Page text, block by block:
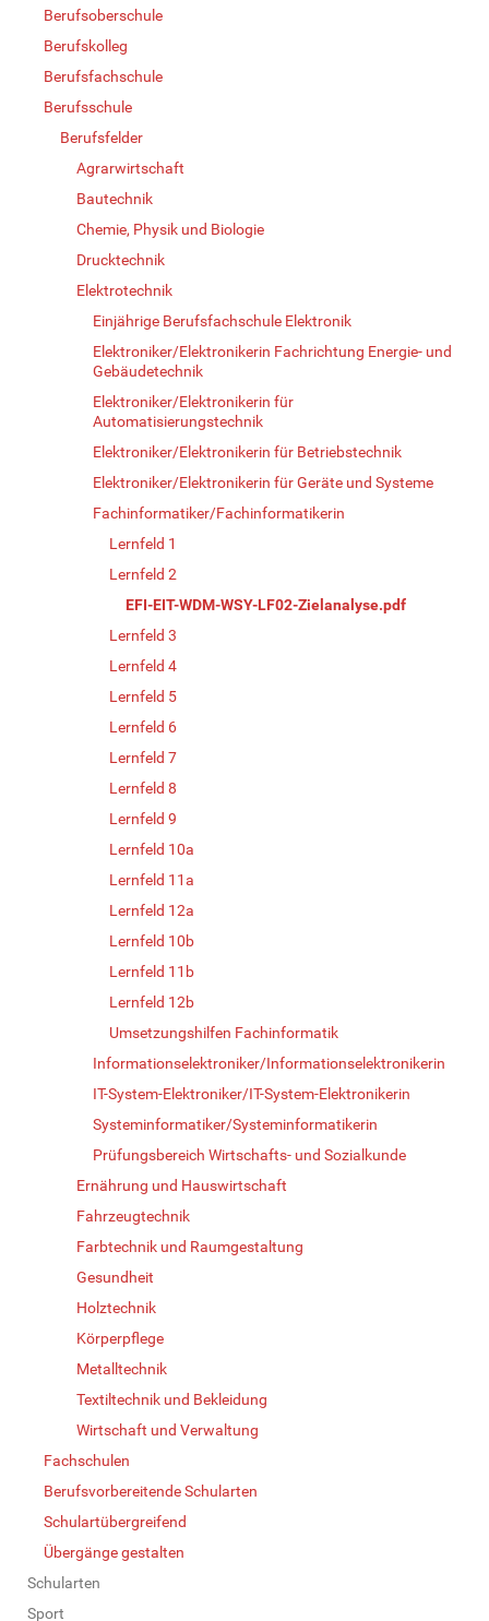
Berufsoberschule
Berufskolleg
Berufsfachschule
Berufsschule
Berufsfelder
Agrarwirtschaft
Bautechnik
Chemie, Physik und Biologie
Drucktechnik
Elektrotechnik
Einjährige Berufsfachschule Elektronik
Elektroniker/Elektronikerin Fachrichtung Energie- und
Gebäudetechnik
Elektroniker/Elektronikerin für
Automatisierungstechnik
Elektroniker/Elektronikerin für Betriebstechnik
Elektroniker/Elektronikerin für Geräte und Systeme
Fachinformatiker/Fachinformatikerin
Lernfeld 1
Lernfeld 2
EFI-EIT-WDM-WSY-LF02-Zielanalyse.pdf
Lernfeld 3
Lernfeld 4
Lernfeld 5
Lernfeld 6
Lernfeld 7
Lernfeld 8
Lernfeld 9
Lernfeld 10a
Lernfeld 11a
Lernfeld 12a
Lernfeld 10b
Lernfeld 11b
Lernfeld 12b
Umsetzungshilfen Fachinformatik
Informationselektroniker/Informationselektronikerin
IT-System-Elektroniker/IT-System-Elektronikerin
Systeminformatiker/Systeminformatikerin
Prüfungsbereich Wirtschafts- und Sozialkunde
Ernährung und Hauswirtschaft
Fahrzeugtechnik
Farbtechnik und Raumgestaltung
Gesundheit
Holztechnik
Körperpflege
Metalltechnik
Textiltechnik und Bekleidung
Wirtschaft und Verwaltung
Fachschulen
Berufsvorbereitende Schularten
Schulartübergreifend
Übergänge gestalten
Schularten
Sport